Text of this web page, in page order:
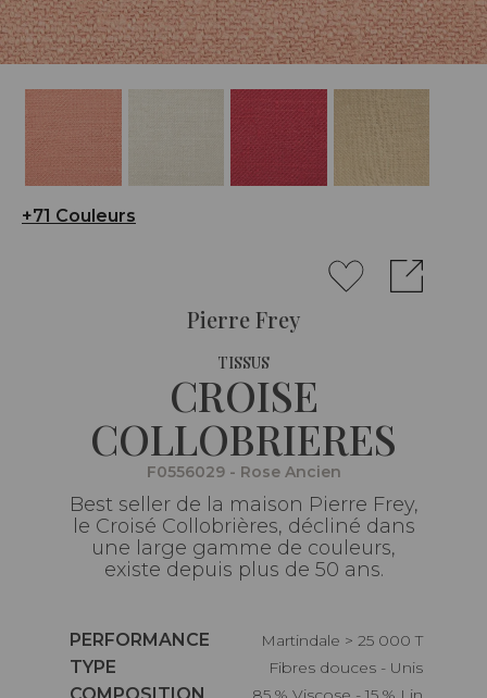
+71 Couleurs
Pierre Frey
TISSUS
CROISE
COLLOBRIERES
F0556029 - Rose Ancien
Best seller de la maison Pierre Frey,
le Croisé Collobrières, décliné dans
une large gamme de couleurs,
existe depuis plus de 50 ans.
Caractéristiques
PERFORMANCE
Martindale > 25 000 T
Caractéristiques
TYPE
Fibres douces - Unis
Caractéristiques